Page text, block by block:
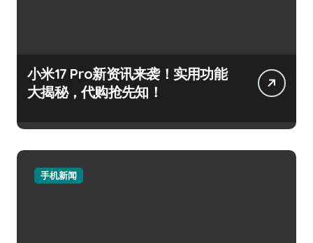
小米17 Pro新资讯来袭！实用功能
大揭秘，代购抢先知！
手机新闻